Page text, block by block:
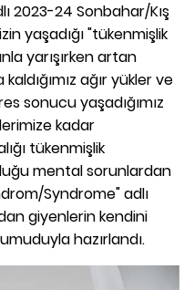
2023-24 Sonbahar/Kış
yaşadığı "tükenmişlik
yarışırken artan
ağır yükler ve
sonucu yaşadığımız
kadar
tükenmişlik
mental sorunlardan
Syndrome" adlı
giyenlerin kendini
hazırlandı.